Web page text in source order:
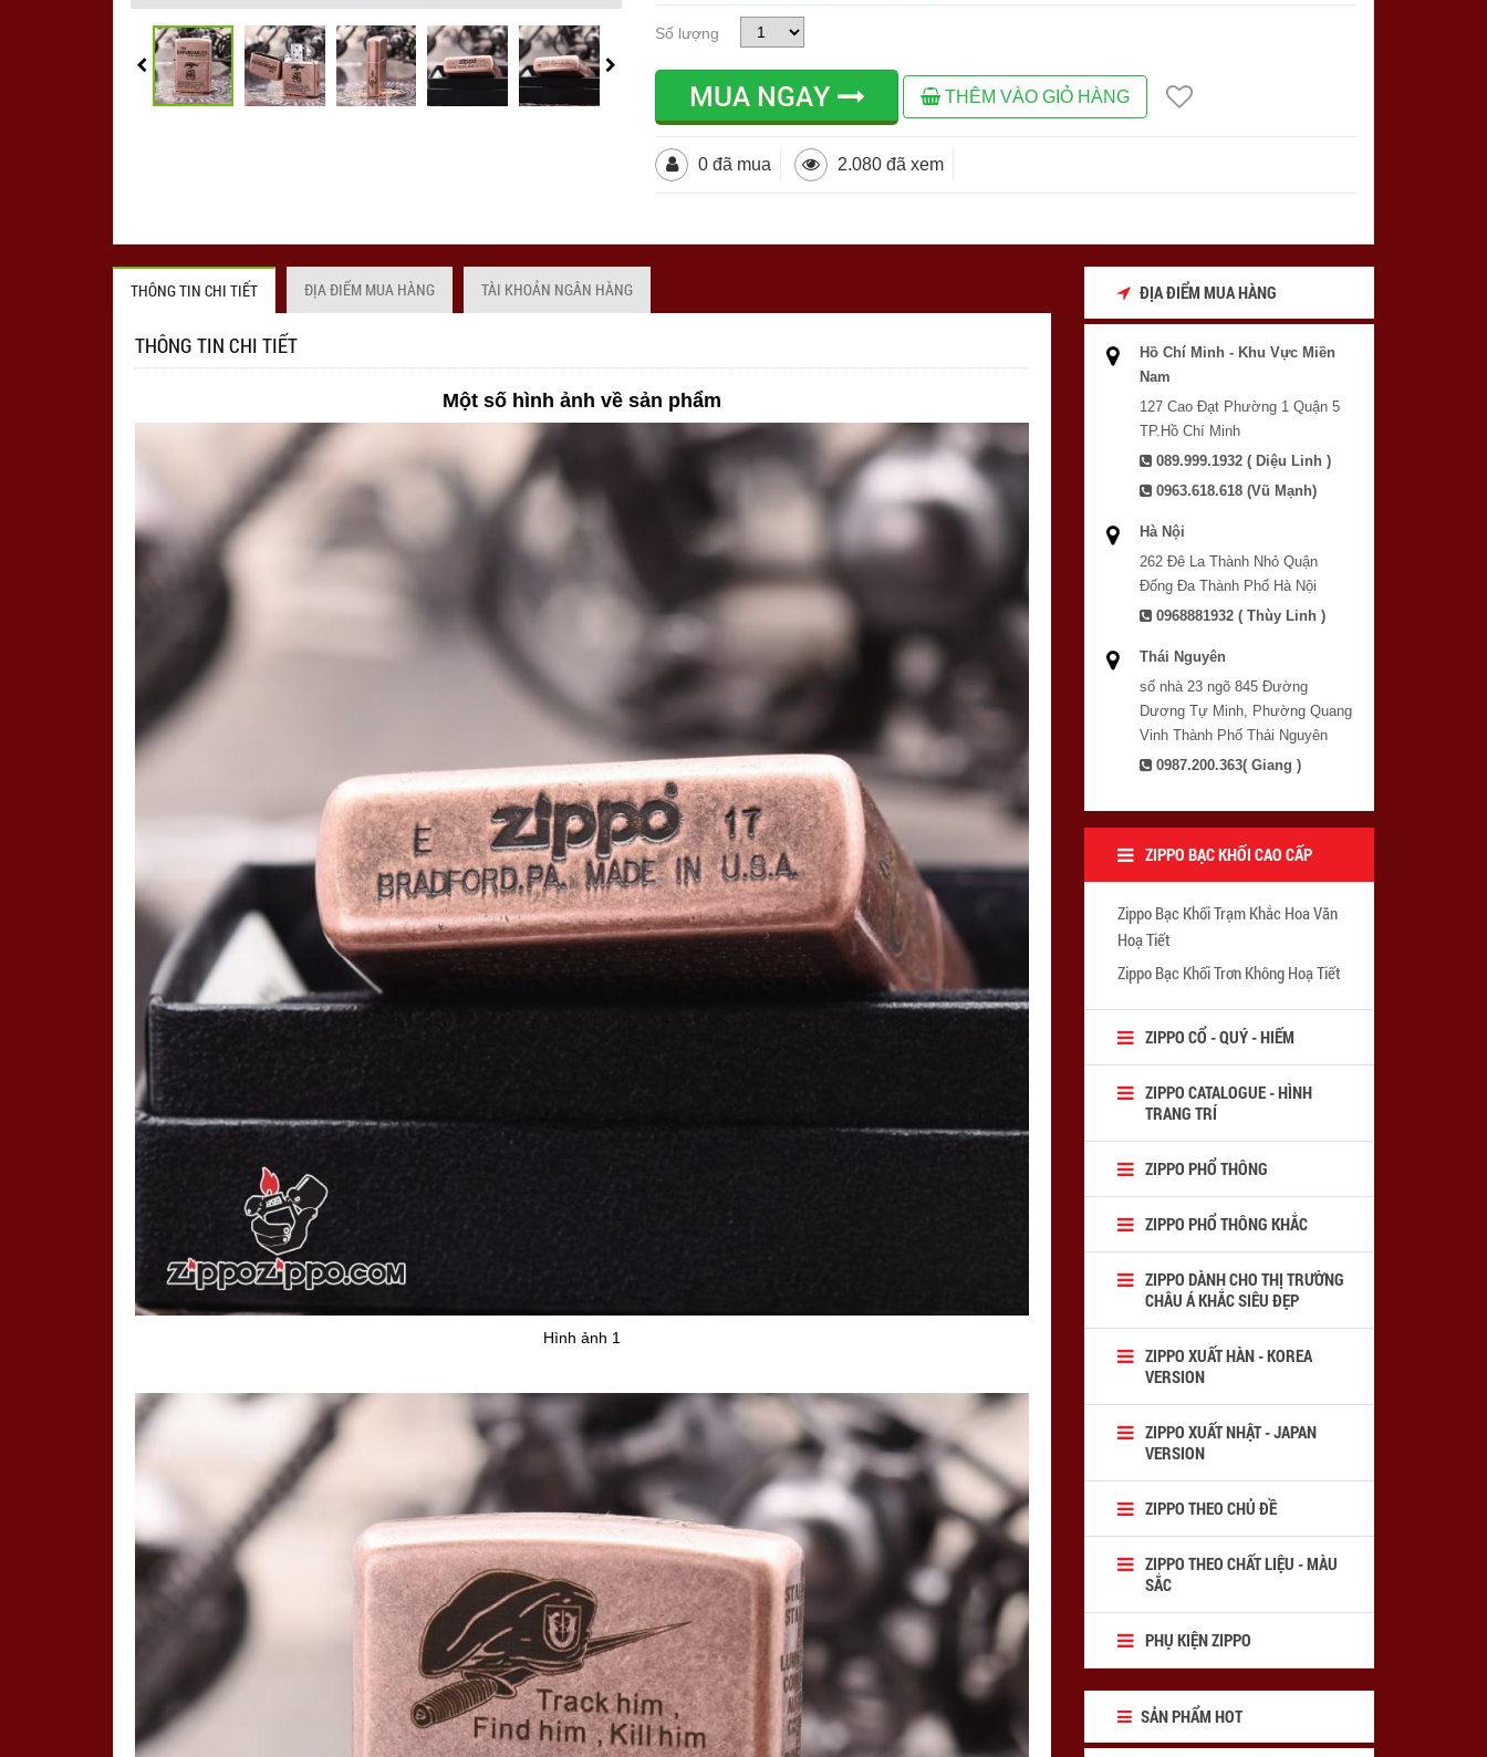
Số lượng
MUA NGAY THÊM VÀO GIỎ HÀNG
0 đã mua 2.080 đã xem
THÔNG TIN CHI TIẾT ĐỊA ĐIỂM MUA HÀNG TÀI KHOẢN NGÂN HÀNG
THÔNG TIN CHI TIẾT
Một số hình ảnh về sản phẩm
Hình ảnh 1
ĐỊA ĐIỂM MUA HÀNG
Hồ Chí Minh - Khu Vực Miền
Nam
127 Cao Đạt Phường 1 Quận 5
TP.Hồ Chí Minh
089.999.1932 ( Diệu Linh )
0963.618.618 (Vũ Mạnh)
Hà Nội
262 Đê La Thành Nhỏ Quận
Đống Đa Thành Phố Hà Nội
0968881932 ( Thùy Linh )
Thái Nguyên
số nhà 23 ngõ 845 Đường
Dương Tự Minh, Phường Quang
Vinh Thành Phố Thái Nguyên
0987.200.363( Giang )
ZIPPO BẠC KHỐI CAO CẤP
Zippo Bạc Khối Trạm Khắc Hoa Văn
Hoạ Tiết
Zippo Bạc Khối Trơn Không Hoạ Tiết
ZIPPO CỔ - QUÝ - HIẾM
ZIPPO CATALOGUE - HÌNH
TRANG TRÍ
ZIPPO PHỔ THÔNG
ZIPPO PHỔ THÔNG KHẮC
ZIPPO DÀNH CHO THỊ TRƯỜNG
CHÂU Á KHẮC SIÊU ĐẸP
ZIPPO XUẤT HÀN - KOREA
VERSION
ZIPPO XUẤT NHẬT - JAPAN
VERSION
ZIPPO THEO CHỦ ĐỀ
ZIPPO THEO CHẤT LIỆU - MÀU
SẮC
PHỤ KIỆN ZIPPO
SẢN PHẨM HOT